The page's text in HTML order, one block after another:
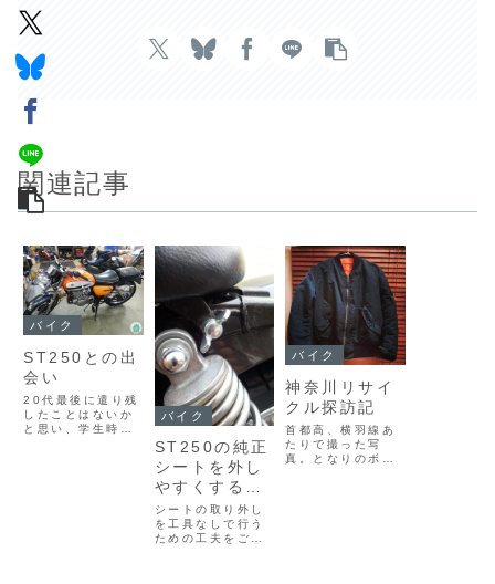
関連記事
バイク
ST250との出
会い
20代最後に遣り残
したことはないか
と思い、学生時代
バイク
ST250の純正
シートを外し
やすくする工
夫
シートの取り外し
を工具なしで行う
ための工夫をご紹
バイク
神奈川リサイ
クル探訪記
首都高、横羽線あ
たりで撮った写
真。となりのボル